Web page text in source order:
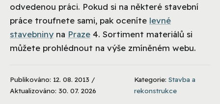
odvedenou práci. Pokud si na některé stavební
práce troufnete sami, pak oceníte levné
stavebniny na Praze 4. Sortiment materiálů si
můžete prohlédnout na výše zmíněném webu.
Publikováno: 12. 08. 2013 /
Aktualizováno: 30. 07. 2026
Kategorie:Stavba a
rekonstrukce